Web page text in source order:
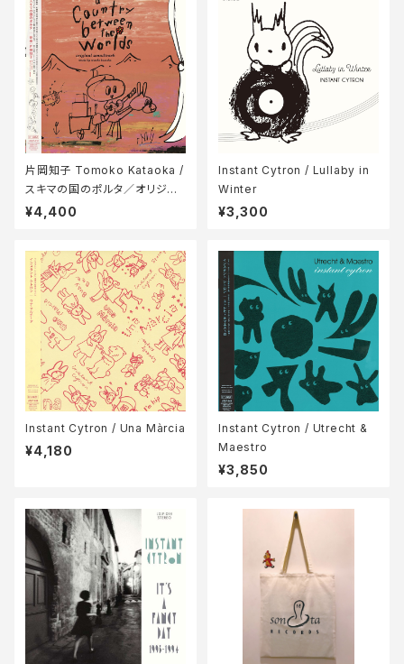
片岡知子 Tomoko Kataoka /
スキマの国のポルタ／オリジナ
ル・サウンドトラック盤 a Count
¥4,400
Instant Cytron / Lullaby in
Winter
¥3,300
Instant Cytron / Una Màrcia
¥4,180
Instant Cytron / Utrecht &
Maestro
¥3,850